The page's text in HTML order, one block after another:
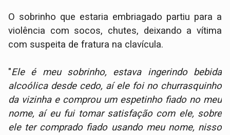
O sobrinho que estaria embriagado partiu para a
violência com socos, chutes, deixando a vítima
com suspeita de fratura na clavícula.
"Ele é meu sobrinho, estava ingerindo bebida
alcoólica desde cedo, aí ele foi no churrasquinho
da vizinha e comprou um espetinho fiado no meu
nome, aí eu fui tomar satisfação com ele, sobre
ele ter comprado fiado usando meu nome, nisso